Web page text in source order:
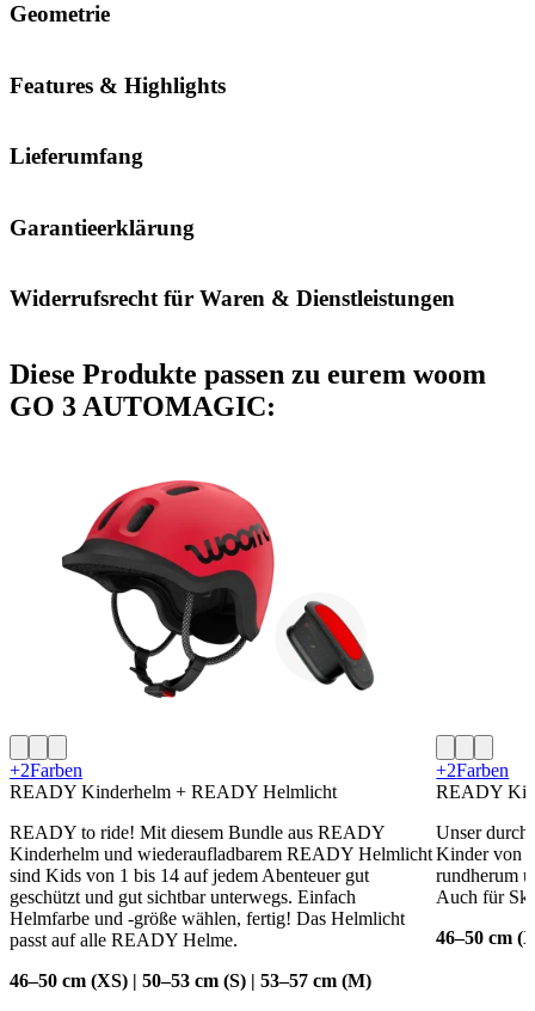
Geometrie
Features & Highlights
Lieferumfang
Garantieerklärung
Widerrufsrecht für Waren & Dienstleistungen
Diese Produkte passen zu eurem woom
GO 3 AUTOMAGIC:
+2Farben
READY Kinderhelm + READY Helmlicht
READY to ride! Mit diesem Bundle aus READY
Kinderhelm und wiederaufladbarem READY Helmlicht
sind Kids von 1 bis 14 auf jedem Abenteuer gut
geschützt und gut sichtbar unterwegs. Einfach
Helmfarbe und -größe wählen, fertig! Das Helmlicht
passt auf alle READY Helme.
46–50 cm (XS) | 50–53 cm (S) | 53–57 cm (M)
+2Farben
READY
Unser
Kinder von
rundherum
Auch für
46–50 cm